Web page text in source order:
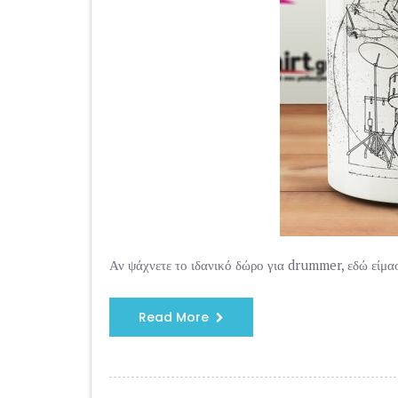
Αν ψάχνετε το ιδανικό δώρο για drummer, εδώ
Read More